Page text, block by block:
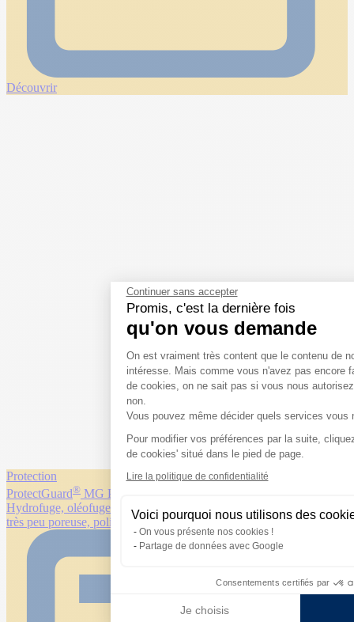
Découvrir
Protection
ProtectGuard® MG Pro Formule Végétale
Hydrofuge, oléofuge et anti-graffiti invisible
biosourcé
pour pierre
très peu poreuse, polie ou cristallisées
Continuer sans accepter
Promis, c'est la dernière fois
qu'on vous demande
Plateforme de Gestion
On est vraiment très content que le contenu de
intéresse. Mais comme vous n'avez pas encore
de cookies, on ne sait pas si vous nous
non.
Vous pouvez même décider quels services vous
Pour modifier vos préférences par la suite,
de cookies' situé dans le pied de page.
Lire la politique de confidentialité
Voici pourquoi nous utilisons des
On vous présente nos cookies !
Partage de données avec Google
Consentements certifiés par
Je choisis
Axeptio consent